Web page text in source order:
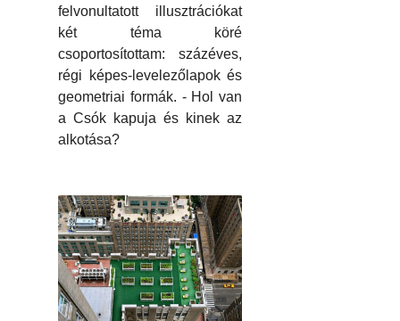
felvonultatott illusztrációkat
két téma köré
csoportosítottam: százéves,
régi képes-levelezőlapok és
geometriai formák. - Hol van
a Csók kapuja és kinek az
alkotása?